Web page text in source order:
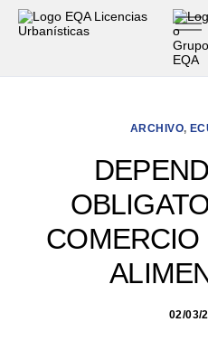
Servicios
ARCHIVO,
COMERCIO
02/03/